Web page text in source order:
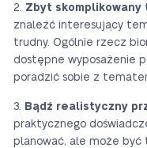
Zbyt
znaleźć interesujący
trudny. Ogólnie rzecz
dostępne wyposażenie
poradzić sobie z
Bądź realistyczny
praktycznego
planować, ale może być